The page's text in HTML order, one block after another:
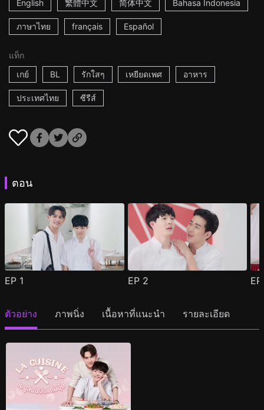
English
繁體中文 简体中文 Bahasa Indonesia
ภาษาไทย français Español
แท็ก
เกย์
BL รักใสๆ เหยียดเพศ อาหาร
ประเทศไทย ซีรีส์
ตอน
EP 1 EP 2
ตัวอย่าง ภาพนิ่ง เนื้อหาที่แนะนำ รายละเอียด